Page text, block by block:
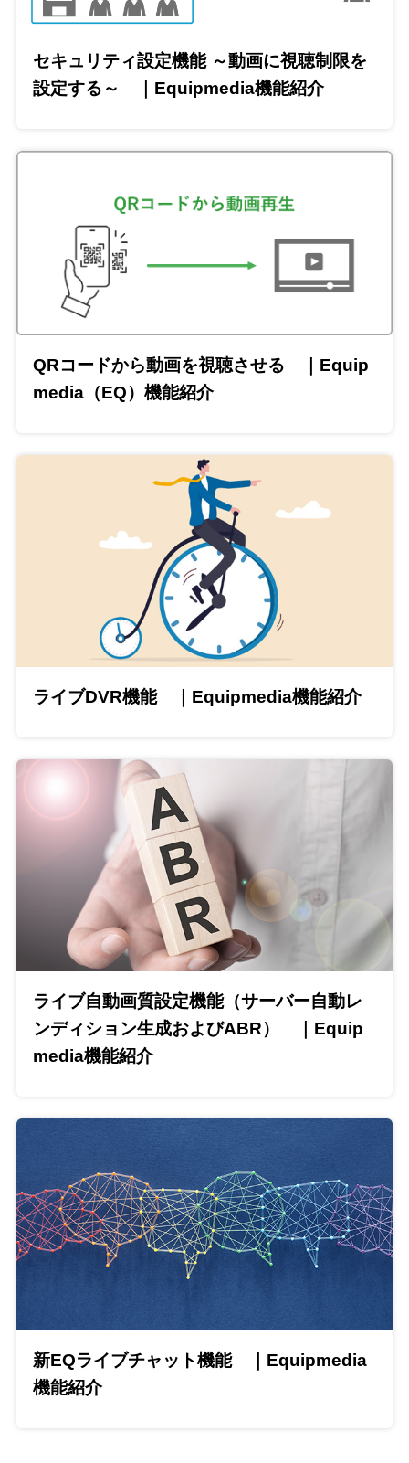
セキュリティ設定機能 ～動画に視聴制限を
設定する～ ｜Equipmedia機能紹介
QRコードから動画を視聴させる ｜Equip
media（EQ）機能紹介
ライブDVR機能 ｜Equipmedia機能紹介
ライブ自動画質設定機能（サーバー自動レ
ンディション生成およびABR） ｜Equip
media機能紹介
新EQライブチャット機能 ｜Equipmedia
機能紹介